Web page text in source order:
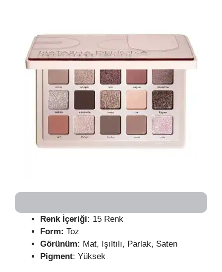
Renk İçeriği: 15 Renk
Form: Toz
Görünüm: Mat, Işıltılı, Parlak, Saten
Pigment: Yüksek